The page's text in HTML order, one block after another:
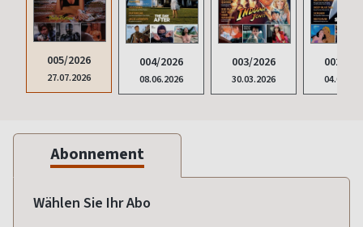
005/2026
27.07.2026
004/2026
08.06.2026
003/2026
30.03.2026
002/
Abonnement
Wählen Sie Ihr Abo